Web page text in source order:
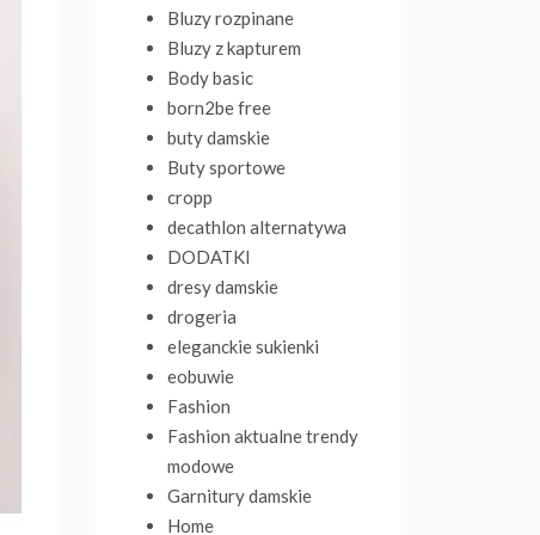
Bluzy rozpinane
Bluzy z kapturem
Body basic
born2be free
buty damskie
Buty sportowe
cropp
decathlon alternatywa
DODATKI
dresy damskie
drogeria
eleganckie sukienki
eobuwie
Fashion
Fashion aktualne trendy
modowe
Garnitury damskie
Home